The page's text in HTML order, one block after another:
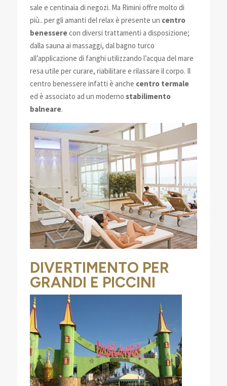
sale e centinaia di negozi. Ma Rimini offre molto di
più.. per gli amanti del relax è presente un centro
benesserecon diversi trattamenti a disposizione;
dalla sauna ai massaggi, dal bagno turco
all’applicazione di fanghi utilizzando l’acqua del mare
resa utile per curare, riabilitare e rilassare il corpo. Il
centro benessere infatti è anche centro termale
ed è associato ad un moderno stabilimento
balneare.
DIVERTIMENTO PER
GRANDI E PICCINI